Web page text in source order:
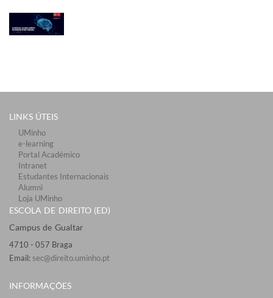
LINKS ÚTEIS​
UMinho
e-learning
Portal Académico
Intranet
Estudantes Inter​​nacionais
Alumni
Loja UMinho
ESCOLA DE DIREITO (ED)
Campus de Gualtar ​​
4710 - ​057 Braga
Email: sec@direito.uminho.pt
INFORMAÇÕES